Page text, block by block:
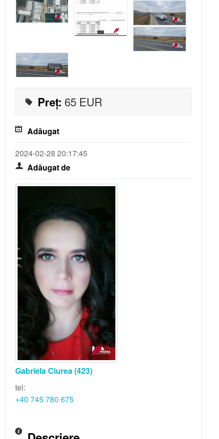
Preț: 65 EUR
Adăugat
2024-02-28 20:17:45
Adăugat de
Gabriela Ciurea(423)
tel:
+40 745 780 675
Contractul de inchiriere
Contractul de vanzare
Adeverinta asociatia de locatari